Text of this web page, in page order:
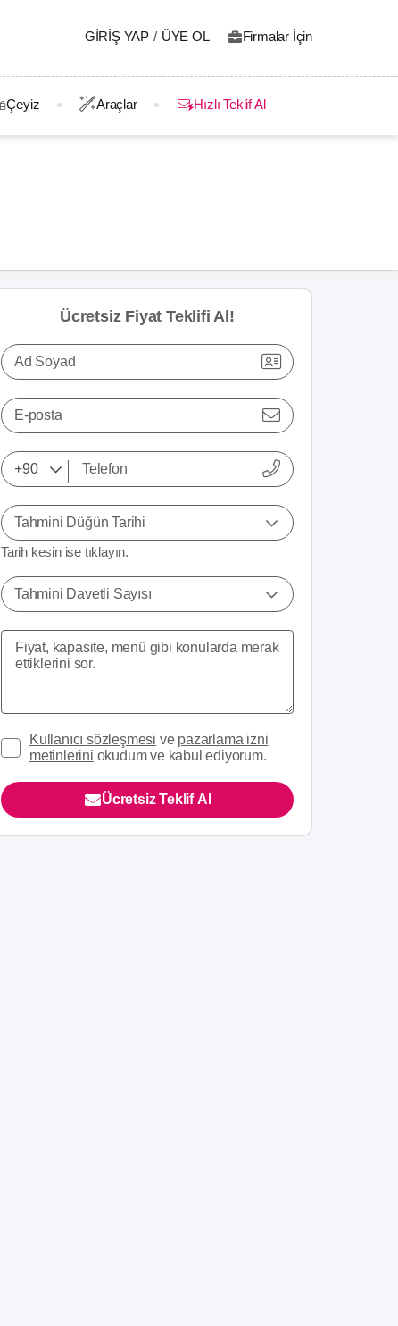
GIRIŞ YAP / ÜYE OL Firmalar İçin
Çeyiz Araçlar Hızlı Teklif Al
Ücretsiz Fiyat Teklifi Al!
Ad Soyad
E-posta
Tahmini Düğün Tarihi
Tarih kesin ise tıklayın.
Tahmini Davetli Sayısı
Kullanıcı sözleşmesi ve pazarlama izni
metinlerini okudum ve kabul ediyorum.
Ücretsiz Teklif Al